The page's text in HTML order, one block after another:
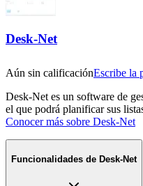
Desk-Net
Aún sin calificaciónEscribe la
Desk-Net es un software de
el que podrá planificar sus
Conocer más sobre Desk-Net
Funcionalidades de Desk-Net